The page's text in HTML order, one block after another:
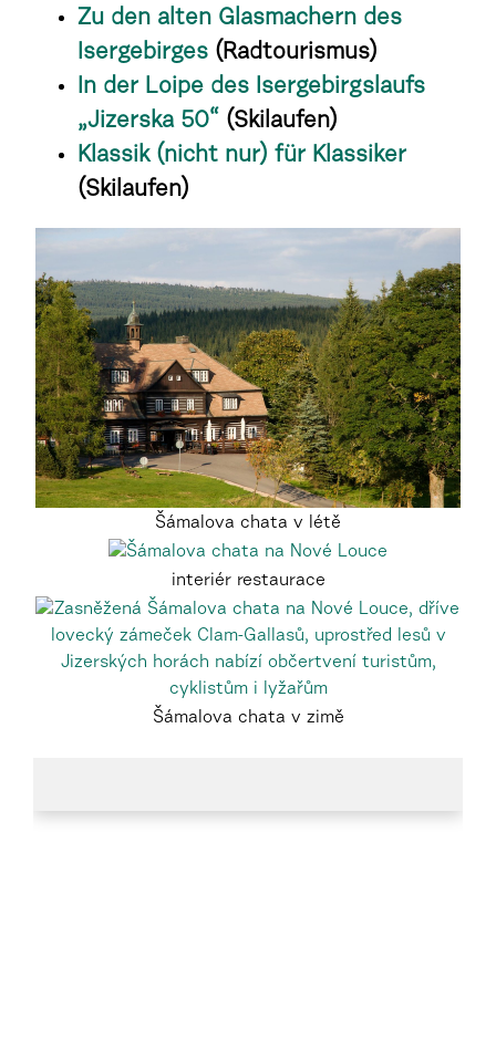
Zu den alten Glasmachern des
Isergebirges (Radtourismus)
In der Loipe des Isergebirgslaufs
„Jizerska 50“ (Skilaufen)
Klassik (nicht nur) für Klassiker
(Skilaufen)
Šámalova chata v létě
interiér restaurace
Šámalova chata v zimě